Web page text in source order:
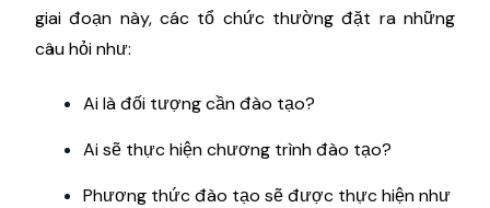
giai đoạn này, các tổ chức thường đặt ra những
câu hỏi như:
Ai là đối tượng cần đào tạo?
Ai sẽ thực hiện chương trình đào tạo?
Phương thức đào tạo sẽ được thực hiện như